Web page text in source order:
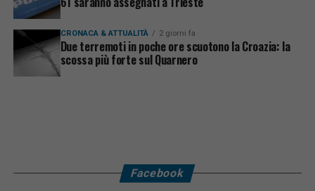
CRONACA & ATTUALITÀ 2 giorni fa
Due terremoti in poche ore scuotono la Croazia: la
scossa più forte sul Quarnero
Facebook